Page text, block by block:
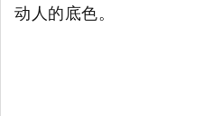
动人的底色。